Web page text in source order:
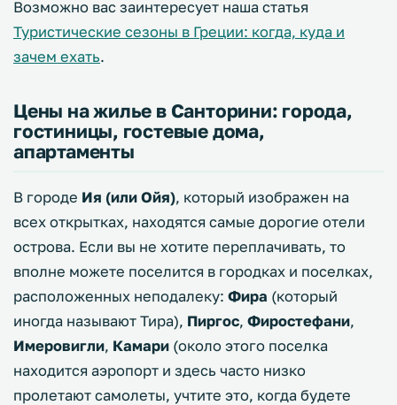
Возможно вас заинтересует наша статья
Туристические сезоны в Греции: когда, куда и
зачем ехать.
Цены на жилье в Санторини: города,
гостиницы, гостевые дома,
апартаменты
В городе Ия (или Ойя), который изображен на
всех открытках, находятся самые дорогие отели
острова. Если вы не хотите переплачивать, то
вполне можете поселится в городках и поселках,
расположенных неподалеку: Фира (который
иногда называют Тира), Пиргос, Фиростефани,
Имеровигли, Камари (около этого поселка
находится аэропорт и здесь часто низко
пролетают самолеты, учтите это, когда будете